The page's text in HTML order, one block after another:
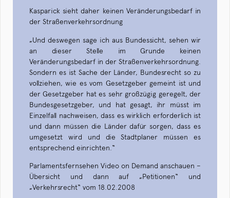
Kasparick sieht daher keinen Veränderungsbedarf in
der Straßenverkehrsordnung
„Und deswegen sage ich aus Bundessicht, sehen wir
an dieser Stelle im Grunde keinen
Veränderungsbedarf in der Straßenverkehrsordnung.
Sondern es ist Sache der Länder, Bundesrecht so zu
vollziehen, wie es vom Gesetzgeber gemeint ist und
der Gesetzgeber hat es sehr großzügig geregelt, der
Bundesgesetzgeber, und hat gesagt, ihr müsst im
Einzelfall nachweisen, dass es wirklich erforderlich ist
und dann müssen die Länder dafür sorgen, dass es
umgesetzt wird und die Stadtplaner müssen es
entsprechend einrichten.“
Parlamentsfernsehen Video on Demand anschauen –
Übersicht und dann auf „Petitionen“ und
„Verkehrsrecht“ vom 18.02.2008